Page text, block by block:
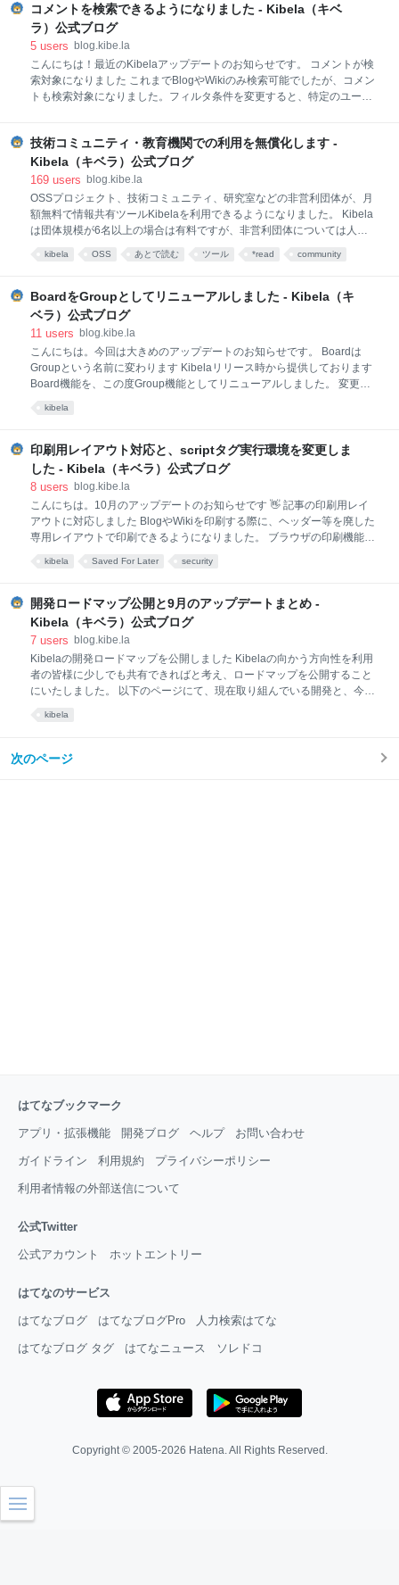
の際、以下のようなチェックボックスにて更新を知ら
せるか否かを選択することができました。 こちらのチ
ェックが有効になっている状態で記事を更新した場合
ョンを追加した場合は対象ユーザーへメンションされ
たことを通知する トップページの記事一覧にて更新し
た記事を一番上に表示する Slack等のWebhookにて更
る"が何をどのように知らせるものなのか、このチェッ
クを有効にするとなにが起きるのかがよ
コメントを検索できるようになりました - Kibela（キベ
ラ）公式ブログ
5 users blog.kibe.la
こんにちは！最近のKibelaアップデートのお知らせです。 コメントが検
索対象になりました これまでBlogやWikiのみ検索可能でしたが、コメン
トも検索対象になりました。フィルタ条件を変更すると、特定のユーザ
す。何かお気づきの点がありましたら、お気軽にフィードバックいただ
けますと幸いです 😄 メンバー一覧のデザインを変更しました メンバー
一覧 (/members) のデザインを見直しました。カバーフォトの表示や、
プロフィール文の表示など、チームにどんな人がいるのかを俯瞰して見
れるようになりました。 現在Kibela全体のデザインのリニューアルを順
次進めております。今回の変更はその一環となります。 その他のアップ
技術コミュニティ・教育機関での利用を無償化します -
Kibela（キベラ）公式ブログ
169 users blog.kibe.la
OSSプロジェクト、技術コミュニティ、研究室などの非営利団体が、月
額無料で情報共有ツールKibelaを利用できるようになりました。 Kibela
は団体規模が6名以上の場合は有料ですが、非営利団体については人数
規模を問わず無料で利用できます。 Kibelaとは 「個人の発信を組織の力
にする」というコンセプトの情報共有ツールです。個人的の気軽なメモ
す。 より詳しくは https://kibe.la/ をご覧ください。 対象となる非営利団
体 下記のうち、ウェブ上で活動実績を確認できる団体が対象です。ウェ
ブ上で実績を確認できないプライベートコミュニティは対象外です。
クル 学生団体・サークル PTA 上記に収まらない場合でも、NPOであれ
ば対象となる可能性があります。
kibela OSS あとで読む ツール *read community
BoardをGroupとしてリニューアルしました - Kibela（キ
ベラ）公式ブログ
11 users blog.kibe.la
こんにちは。今回は大きめのアップデートのお知らせです。 Boardは
Groupという名前に変わります Kibelaリリース時から提供しております
Board機能を、この度Group機能としてリニューアルしました。 変更点
とに記事が流れるフィードが作られます 記事は複数のGroupに投稿可能
です Freeプランは4つまで、Standardプランは無制限でGroup作成可能
です 限られたメンバーだけが閲覧できる非公開Groupも作成可能です 従
来との大きな違いは、各メンバーが参加/退会を選べるようになった点で
す。（従来のBoardは強制参加で退会ができませんで
kibela
印刷用レイアウト対応と、scriptタグ実行環境を変更しま
した - Kibela（キベラ）公式ブログ
8 users blog.kibe.la
こんにちは。10月のアップデートのお知らせです 👋 記事の印刷用レイ
アウトに対応しました BlogやWikiを印刷する際に、ヘッダー等を廃した
専用レイアウトで印刷できるようになりました。 ブラウザの印刷機能を
ださい 😃 印刷用レイアウトの例 記事内のscriptタグをサンドボックス環
うことを前提とし、記事内でのscriptタグの埋め込みが可能です。 この
度scriptタグが実行できる利便性と、よりセキュアな環境でご利用いただ
くことの両立を目的とし、scriptタグをサンドボックス環境 ( sandbox-
たページで実行されるようになりました サンドボックスのifram
kibela Saved For Later security
開発ロードマップ公開と9月のアップデートまとめ -
Kibela（キベラ）公式ブログ
7 users blog.kibe.la
Kibelaの開発ロードマップを公開しました Kibelaの向かう方向性を利用
者の皆様に少しでも共有できればと考え、ロードマップを公開すること
にいたしました。 以下のページにて、現在取り組んでいる開発と、今後
まとめてお知らせします！ 「管理者」という役割を新設しました こちら
kibela
次のページ
はてなブックマーク
アプリ・拡張機能 開発ブログ ヘルプ お問い合わせ
ガイドライン 利用規約 プライバシーポリシー
利用者情報の外部送信について
公式Twitter
公式アカウント ホットエントリー
はてなのサービス
はてなブログ はてなブログPro 人力検索はてな
はてなブログ タグ はてなニュース ソレドコ
Copyright © 2005-2026 Hatena. All Rights Reserved.